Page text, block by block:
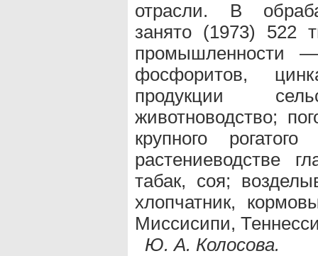
отрасли. В
занято (1973) 522
промышленности
фосфоритов,
продукции
животноводство;
крупного
растениеводстве
табак, соя;
хлопчатник,
Миссисипи,
Ю. А. Колосова.